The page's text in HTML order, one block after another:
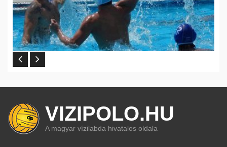
VIZIPOLO.HU
A magyar vízilabda hivatalos oldala